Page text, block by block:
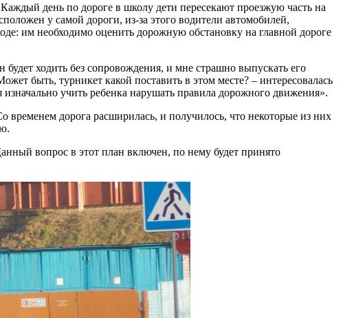
день по дороге в школу дети пересекают проезжую часть на
у самой дороги, из-за этого водители автомобилей,
им необходимо оценить дорожную обстановку на главной дороге
ходить без сопровождения, и мне страшно выпускать его
быть, турникет какой поставить в этом месте? – интересовалась
учить ребенка нарушать правила дорожного движения».
временем дорога расширилась, и получилось, что некоторые из них
вопрос в этот план включен, по нему будет принято